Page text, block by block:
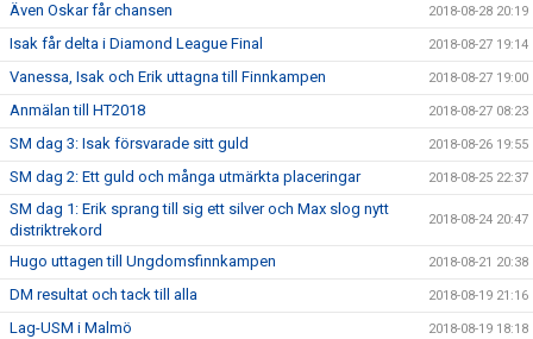
Även Oskar får chansen 2018-08-28 20:19
Isak får delta i Diamond League Final 2018-08-27 19:14
Vanessa, Isak och Erik uttagna till Finnkampen 2018-08-27 19:00
Anmälan till HT2018 2018-08-27 08:23
SM dag 3: Isak försvarade sitt guld 2018-08-26 19:55
SM dag 2: Ett guld och många utmärkta placeringar 2018-08-25 22:37
SM dag 1: Erik sprang till sig ett silver och Max slog nytt
distriktrekord
2018-08-24 20:47
Hugo uttagen till Ungdomsfinnkampen 2018-08-21 20:38
DM resultat och tack till alla 2018-08-19 21:16
Lag-USM i Malmö 2018-08-19 18:18